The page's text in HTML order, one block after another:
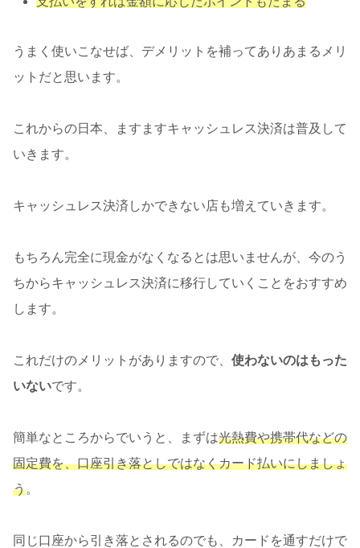
うまく使いこなせば、デメリットを補ってありあまるメリ
ットだと思います。
これからの日本、ますますキャッシュレス決済は普及して
いきます。
キャッシュレス決済しかできない店も増えていきます。
もちろん完全に現金がなくなるとは思いませんが、今のう
ちからキャッシュレス決済に移行していくことをおすすめ
します。
これだけのメリットがありますので、 使わないのはもった
いないです。
簡単なところからでいうと、まずは光熱費や携帯代などの
固定費を、口座引き落としではなくカード払いにしましょ
う。
同じ口座から引き落とされるのでも、カードを通すだけで